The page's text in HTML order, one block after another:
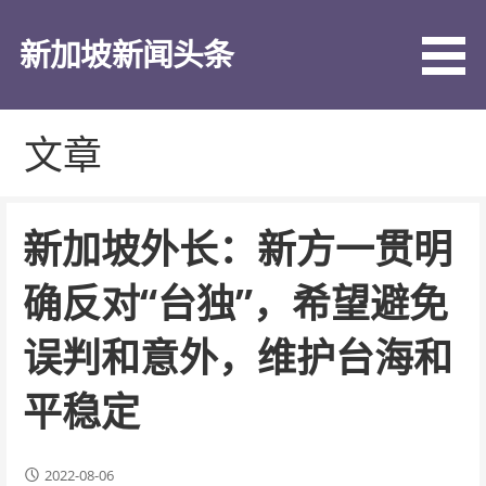
新加坡新闻头条
文章
新加坡外长：新方一贯明
确反对“台独”，希望避免
误判和意外，维护台海和
平稳定
2022-08-06